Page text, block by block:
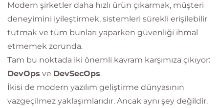
Modern şirketler daha hızlı ürün çıkarmak, müşteri
deneyimini iyileştirmek, sistemleri sürekli erişilebilir
tutmak ve tüm bunları yaparken güvenliği ihmal
etmemek zorunda.
Tam bu noktada iki önemli kavram karşımıza çıkıyor:
DevOps ve DevSecOps.
İkisi de modern yazılım geliştirme dünyasının
vazgeçilmez yaklaşımlarıdır. Ancak aynı şey değildir.